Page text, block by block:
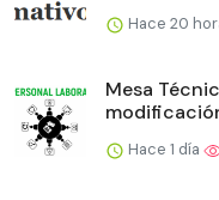
Hace 20
Mesa
Hace 1 día